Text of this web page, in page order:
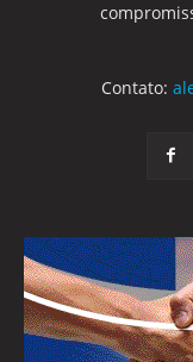
Contato: